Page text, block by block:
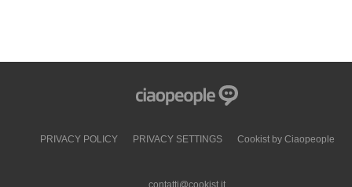
PRIVACY POLICY PRIVACY SETTINGS Cookist by Ciaopeople